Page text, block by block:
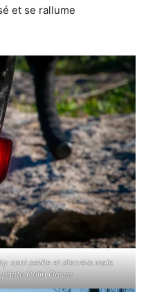
et se rallume
sont petits et discrets mais
Colin Gosse